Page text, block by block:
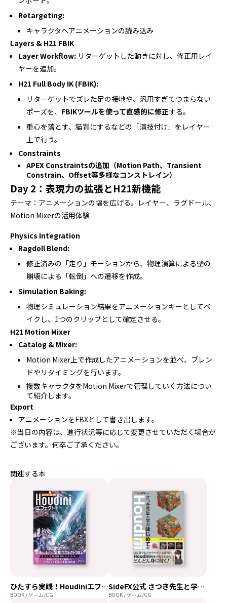
Retargeting:
キャラクタへアニメーションの読み込み
Layers & H21 FBIK
Layer Workflow: リターゲットした動きに対し、修正用レイ
ヤーを追加。
H21 Full Body IK (FBIK):
リターゲットでズレた足の接地や、汎用すぎてつまらない
ポーズを、 FBIKツールを使って直感的に修正する。
重心を落とす、猫背にするなどの「演技付け」をレイヤー
上で行う。
Constraints
APEX Constraintsの追加（Motion Path、Transient
Constrain、Offset等多様なコンストレイン）
Day 2：表現力の拡張とH21新機能
テーマ：アニメーションの幅を広げる。レイヤー、ラグドール、
Motion Mixerの活用体験
Physics Integration
Ragdoll Blend:
修正済みの「走り」モーションから、物理演算による壁の
崩壊による「転倒」への遷移を作成。
Simulation Baking:
物理シミュレーション結果をアニメーションキーとしてベ
イクし、1つのクリップとして確定させる。
H21 Motion Mixer
Catalog & Mixer:
Motion Mixer上で作成したアニメーションを並べ、ブレン
ドやリタイミングを行います。
複数キャラクタをMotion Mixerで管理していく方法につい
て紹介します。
Export
アニメーションをFBXとして書き出します。
※当日の内容は、進行状況等に応じて変更させていただく場合が
ございます。何卒ご了承ください。
関連する本
ひたすら実践！Houdiniエフェクト
BOOK / ゲーム/CG
SideFX公式 さつき先生と学ぶはじめてのHoudini
BOOK / ゲーム/CG